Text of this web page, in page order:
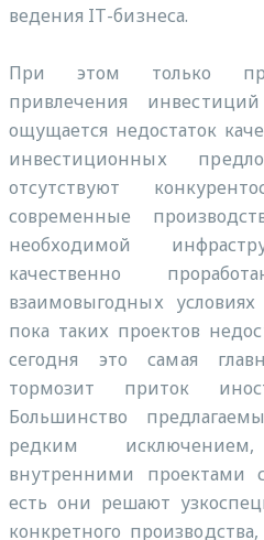
ведения IТ-бизнеса.
При этом только
привлечения
ощущается недостаток
инвестиционных
отсутствуют
современные
необходимой
качественно
взаимовыгодных
пока таких проектов
сегодня это самая
тормозит приток
Большинство
редким
внутренними проектами
есть они решают
конкретного